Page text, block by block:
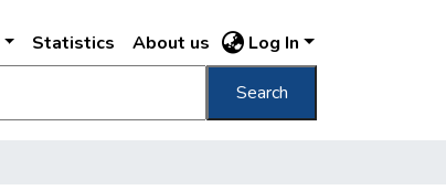
Statistics About us Log In
Search